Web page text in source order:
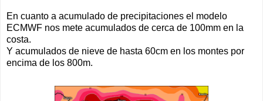
En cuanto a acumulado de precipitaciones el modelo
ECMWF nos mete acumulados de cerca de 100mm en la
costa.
Y acumulados de nieve de hasta 60cm en los montes por
encima de los 800m.